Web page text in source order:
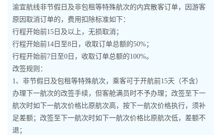
渝宜航线非节假日及非包租等特殊航次的内宾散客订单，因游客
原因取消订单的，费用扣除标准如下：
行程开始前15日及以上，无损取消；
行程开始前14日至8日，收取订单总额的50%；
行程开始前7日至0日，收取订单总额的100%。
改签规则：
1、非节假日及包租等特殊航次，乘客可于开航前15天（不含）
办理下一航次的改签手续，但客舱满员时不予办理；改签至下一
航次时如下一航次价格比原航次高，按下一航次价格执行，须补
足差额；改签至下一航次时如下一航次价格比原航次低，差额不
退；